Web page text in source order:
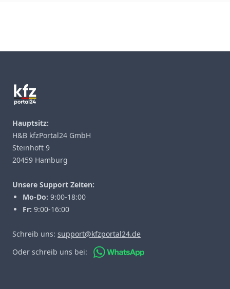
Hauptsitz:
H&B kfzPortal24 GmbH
Steinhöft 9
20459 Hamburg
Unsere Support Zeiten:
Mo-Do: 9:00-18:00
Fr: 9:00-16:00
Schreib uns: support@kfzportal24.de
Oder schreib uns bei: